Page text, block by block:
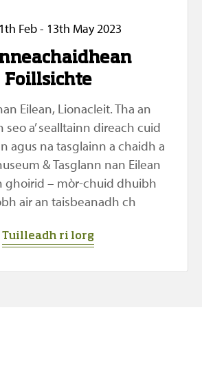
Feb - 13th May 2023
Foillsichte
Eilean, Lionacleit. Tha an
a’ sealltainn direach cuid
agus na tasglainn a chaidh a
& Tasglann nan Eilean
ghoirid – mòr-chuid dhuibh
air an taisbeanadh ch
Tuilleadh ri lorg